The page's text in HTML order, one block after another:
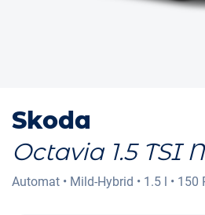
Skoda
Octavia 1.5 TSI
Automat • Mild-Hybrid • 1.5 l • 150